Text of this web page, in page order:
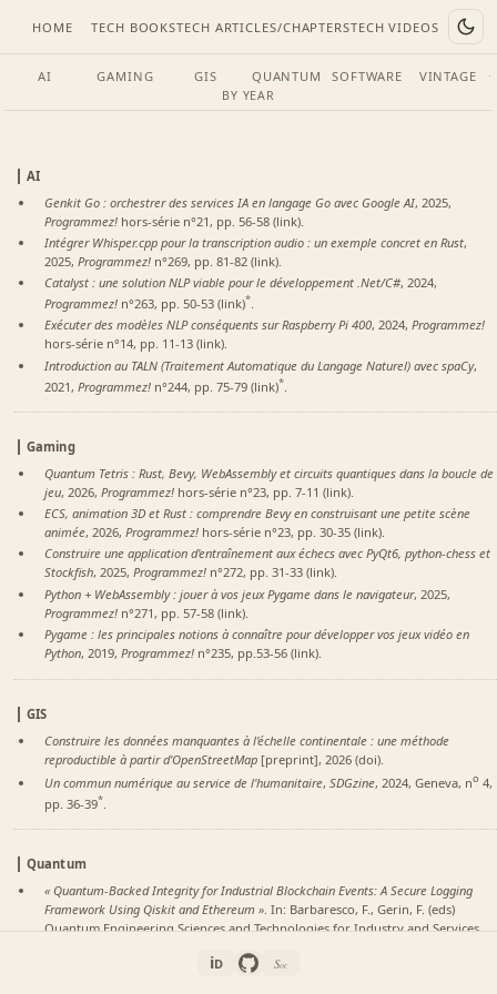
HOME TECH BOOKSTECH ARTICLES/CHAPTERSTECH VIDEOS
AI GAMING GIS QUANTUM SOFTWARE VINTAGE
·
BY YEAR
AI
Genkit Go : orchestrer des services IA en langage Go avec Google AI, 2025,
Programmez! hors-série n°21, pp. 56-58 (link).
Intégrer Whisper.cpp pour la transcription audio : un exemple concret en Rust,
2025, Programmez! n°269, pp. 81-82 (link).
Catalyst : une solution NLP viable pour le développement .Net/C#, 2024,
Programmez! n°263, pp. 50-53 (link)*.
Exécuter des modèles NLP conséquents sur Raspberry Pi 400, 2024, Programmez!
hors-série n°14, pp. 11-13 (link).
Introduction au TALN (Traitement Automatique du Langage Naturel) avec spaCy,
2021, Programmez! n°244, pp. 75-79 (link)*
Gaming
Quantum Tetris : Rust, Bevy, WebAssembly et circuits quantiques dans la boucle de
jeu, 2026, Programmez! hors-série n°23, pp. 7-11 (link).
ECS, animation 3D et Rust : comprendre Bevy en construisant une petite scène
animée, 2026, Programmez! hors-série n°23, pp. 30-35 (link).
Construire une application d'entraînement aux échecs avec PyQt6, python-chess et
Stockfish, 2025, Programmez! n°272, pp. 31-33 (link).
Python + WebAssembly : jouer à vos jeux Pygame dans le navigateur, 2025,
Programmez! n°271, pp. 57-58 (link).
Pygame : les principales notions à connaître pour développer vos jeux vidéo en
Python, 2019, Programmez! n°235, pp.53-56 (link).
GIS
Construire les données manquantes à l'échelle continentale : une méthode
reproductible à partir d'OpenStreetMap [preprint], 2026 (doi).
Un commun numérique au service de l'humanitaire, SDGzine, 2024, Geneva, no 4,
pp. 36-39*
Quantum
« Quantum-Backed Integrity for Industrial Blockchain Events: A Secure Logging
Framework Using Qiskit and Ethereum » . In: Barbaresco, F., Gerin, F. (eds)
Quantum Engineering Sciences and Technologies for Industry and Services.
2744, pp. 346-351. Springer, Cham, 2026 (doi
iD Soc